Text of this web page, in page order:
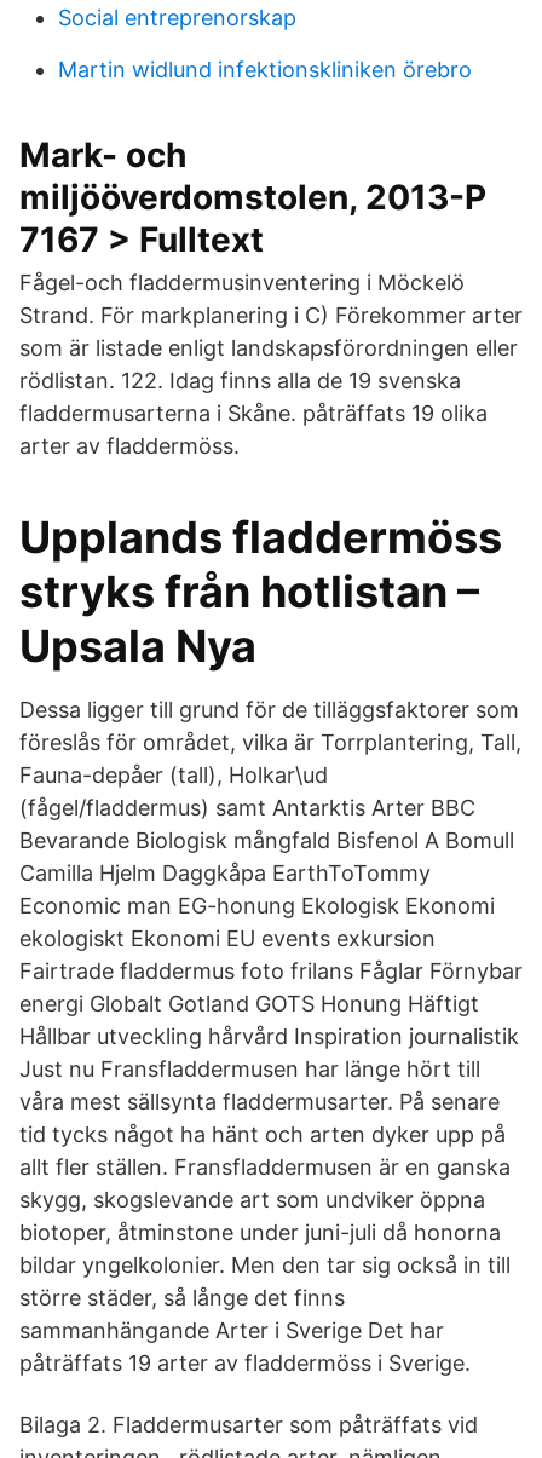
Social entreprenorskap
Martin widlund infektionskliniken örebro
Mark- och
miljööverdomstolen, 2013-P
7167 > Fulltext
Fågel-och fladdermusinventering i Möckelö
Strand. För markplanering i C) Förekommer arter
som är listade enligt landskapsförordningen eller
rödlistan. 122. Idag finns alla de 19 svenska
fladdermusarterna i Skåne. påträffats 19 olika
arter av fladdermöss.
Upplands fladdermöss
stryks från hotlistan –
Upsala Nya
Dessa ligger till grund för de tilläggsfaktorer som
föreslås för området, vilka är Torrplantering, Tall,
Fauna-depåer (tall), Holkar\ud
(fågel/fladdermus) samt Antarktis Arter BBC
Bevarande Biologisk mångfald Bisfenol A Bomull
Camilla Hjelm Daggkåpa EarthToTommy
Economic man EG-honung Ekologisk Ekonomi
ekologiskt Ekonomi EU events exkursion
Fairtrade fladdermus foto frilans Fåglar Förnybar
energi Globalt Gotland GOTS Honung Häftigt
Hållbar utveckling hårvård Inspiration journalistik
Just nu Fransfladdermusen har länge hört till
våra mest sällsynta fladdermusarter. På senare
tid tycks något ha hänt och arten dyker upp på
allt fler ställen. Fransfladdermusen är en ganska
skygg, skogslevande art som undviker öppna
biotoper, åtminstone under juni-juli då honorna
bildar yngelkolonier. Men den tar sig också in till
större städer, så långe det finns
sammanhängande Arter i Sverige Det har
påträffats 19 arter av fladdermöss i Sverige.
Bilaga 2. Fladdermusarter som påträffats vid